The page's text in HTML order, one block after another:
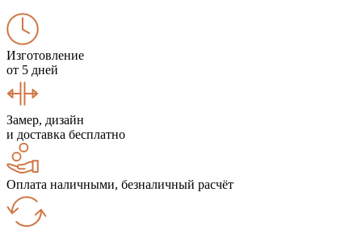
Изготовление
от 5 дней
Замер, дизайн
и доставка бесплатно
Оплата наличными, безналичный расчёт